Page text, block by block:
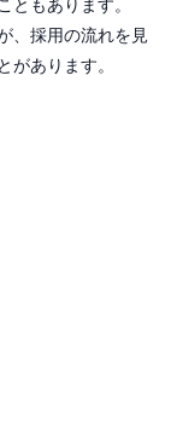
、採用の流れを見
あります。